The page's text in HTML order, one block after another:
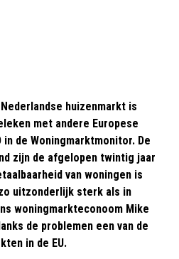
Nederlandse huizenmarkt is
met andere Europese
in de Woningmarktmonitor. De
zijn de afgelopen twintig jaar
van woningen is
uitzonderlijk sterk als in
woningmarkteconoom Mike
de problemen een van de
in de EU.